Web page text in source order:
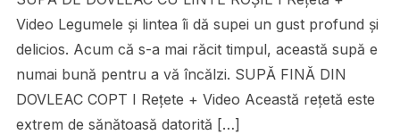
Video Legumele și lintea îi dă supei un gust profund și
delicios. Acum că s-a mai răcit timpul, această supă e
numai bună pentru a vă încălzi. SUPĂ FINĂ DIN
DOVLEAC COPT I Rețete + Video Această rețetă este
extrem de sănătoasă datorită […]